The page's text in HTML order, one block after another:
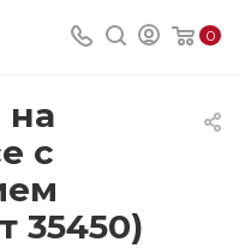
0
на
с
35450)